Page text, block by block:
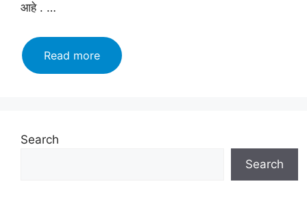
आहे . …
Read moreJalgao
Mahanagarpalika
Search
Search